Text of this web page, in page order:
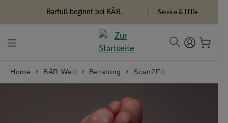
Barfuß beginnt bei BÄR. Service & Hilfe
Home BÄR Welt Beratung Scan2Fit